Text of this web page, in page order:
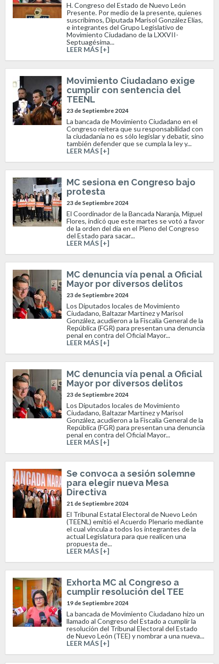
H. Congreso del Estado de Nuevo León
Presente. Por medio de la presente, quienes
suscribimos, Diputada Marisol González Elías,
e integrantes del Grupo Legislativo de
Movimiento Ciudadano de la LXXVII-
Septuagésima...
LEER MÁS [+]
Movimiento Ciudadano exige
cumplir con sentencia del
TEENL
23 de Septiembre 2024
La bancada de Movimiento Ciudadano en el
Congreso reitera que su responsabilidad con
la ciudadanía no es sólo legislar y debatir, sino
también defender que se cumpla la ley y...
LEER MÁS [+]
MC sesiona en Congreso bajo
protesta
23 de Septiembre 2024
El Coordinador de la Bancada Naranja, Miguel
Flores, indicó que este martes se votó a favor
de la orden del día en el Pleno del Congreso
del Estado para sacar...
LEER MÁS [+]
MC denuncia vía penal a Oficial
Mayor por diversos delitos
23 de Septiembre 2024
Los Diputados locales de Movimiento
Ciudadano, Baltazar Martínez y Marisol
González, acudieron a la Fiscalía General de la
República (FGR) para presentan una denuncia
penal en contra del Oficial Mayor...
LEER MÁS [+]
MC denuncia vía penal a Oficial
Mayor por diversos delitos
23 de Septiembre 2024
Los Diputados locales de Movimiento
Ciudadano, Baltazar Martínez y Marisol
González, acudieron a la Fiscalía General de la
República (FGR) para presentan una denuncia
penal en contra del Oficial Mayor...
LEER MÁS [+]
Se convoca a sesión solemne
para elegir nueva Mesa
Directiva
21 de Septiembre 2024
El Tribunal Estatal Electoral de Nuevo León
(TEENL) emitió el Acuerdo Plenario mediante
el cual vincula a todos los integrantes de la
actual Legislatura para que realicen una
propuesta de...
LEER MÁS [+]
Exhorta MC al Congreso a
cumplir resolución del TEE
19 de Septiembre 2024
La bancada de Movimiento Ciudadano hizo un
llamado al Congreso del Estado a cumplir la
resolución del Tribunal Electoral del Estado
de Nuevo León (TEE) y nombrar a una nueva...
LEER MÁS [+]